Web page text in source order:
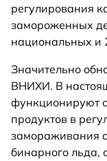
регулирования
замороженных
национальных и
Значительно
ВНИХИ. В
функционируют
продуктов в
замораживания
бинарного льда,